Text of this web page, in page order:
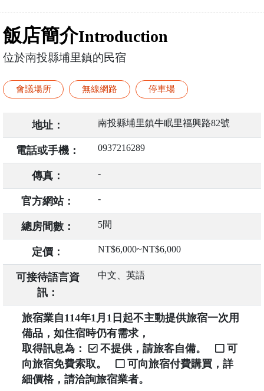
飯店簡介Introduction
位於南投縣埔里鎮的民宿
會議場所 無線網路 停車場
地址： 南投縣埔里鎮牛眠里福興路82號
電話或手機： 0937216289
傳真： -
官方網站： -
總房間數： 5間
定價： NT$6,000~NT$6,000
可接待語言資
訊：
中文、英語
旅宿業自114年1月1日起不主動提供旅宿一次用
備品，如住宿時仍有需求，
取得訊息為：
不提供，請旅客自備。
可
向旅宿免費索取。
可向旅宿付費購買，詳
細價格，請洽詢旅宿業者。